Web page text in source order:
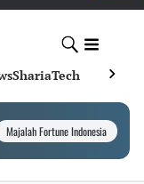
ShariaTech
Majalah Fortune Indonesia